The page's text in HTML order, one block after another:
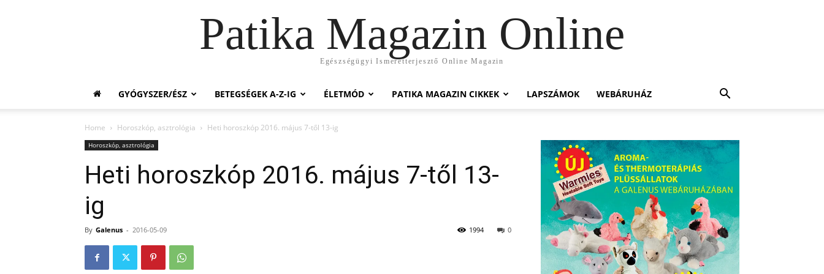
Patika Magazin Online
Egészségügyi Ismeretterjesztő Online Magazin
GYÓGYSZER/ÉSZ BETEGSÉGEK A-Z-IG ÉLETMÓD PATIKA MAGAZIN CIKKEK LAPSZÁMOK WEBÁRUHÁZ
Home Horoszkóp, asztrológia Heti horoszkóp 2016. május 7-től 13-ig
Horoszkóp, asztrológia
Heti horoszkóp 2016. május 7-től 13-
ig
By Galenus - 2016-05-09 0
1994